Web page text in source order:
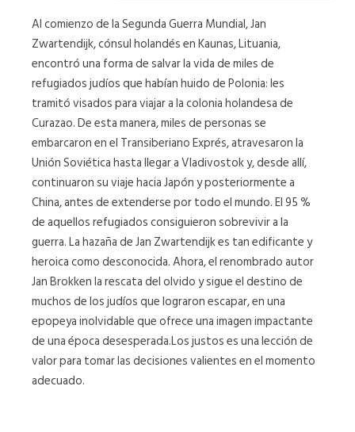
Al comienzo de la Segunda Guerra Mundial, Jan
Zwartendijk, cónsul holandés en Kaunas, Lituania,
encontró una forma de salvar la vida de miles de
refugiados judíos que habían huido de Polonia: les
tramitó visados para viajar a la colonia holandesa de
Curazao. De esta manera, miles de personas se
embarcaron en el Transiberiano Exprés, atravesaron la
Unión Soviética hasta llegar a Vladivostok y, desde allí,
continuaron su viaje hacia Japón y posteriormente a
China, antes de extenderse por todo el mundo. El 95 %
de aquellos refugiados consiguieron sobrevivir a la
guerra. La hazaña de Jan Zwartendijk es tan edificante y
heroica como desconocida. Ahora, el renombrado autor
Jan Brokken la rescata del olvido y sigue el destino de
muchos de los judíos que lograron escapar, en una
epopeya inolvidable que ofrece una imagen impactante
de una época desesperada.Los justos es una lección de
valor para tomar las decisiones valientes en el momento
adecuado.